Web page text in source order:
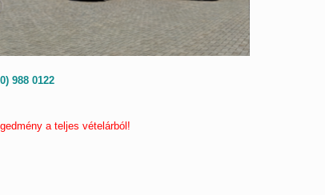
988 0122
a teljes vételárból!